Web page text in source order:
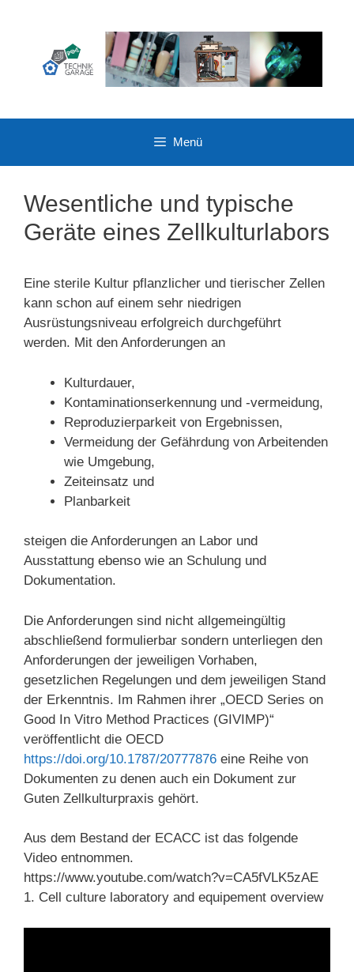
Menü
Wesentliche und typische
Geräte eines Zellkulturlabors
Eine sterile Kultur pflanzlicher und tierischer Zellen
kann schon auf einem sehr niedrigen
Ausrüstungsniveau erfolgreich durchgeführt
werden. Mit den Anforderungen an
Kulturdauer,
Kontaminationserkennung und -vermeidung,
Reproduzierparkeit von Ergebnissen,
Vermeidung der Gefährdung von Arbeitenden
wie Umgebung,
Zeiteinsatz und
Planbarkeit
steigen die Anforderungen an Labor und
Ausstattung ebenso wie an Schulung und
Dokumentation.
Die Anforderungen sind nicht allgemeingültig
abschließend formulierbar sondern unterliegen den
Anforderungen der jeweiligen Vorhaben,
gesetzlichen Regelungen und dem jeweiligen Stand
der Erkenntnis. Im Rahmen ihrer „OECD Series on
Good In Vitro Method Practices (GIVIMP)“
veröffentlicht die OECD
https://doi.org/10.1787/20777876 eine Reihe von
Dokumenten zu denen auch ein Dokument zur
Guten Zellkulturpraxis gehört.
Aus dem Bestand der ECACC ist das folgende
Video entnommen.
https://www.youtube.com/watch?v=CA5fVLK5zAE
1. Cell culture laboratory and equipement overview